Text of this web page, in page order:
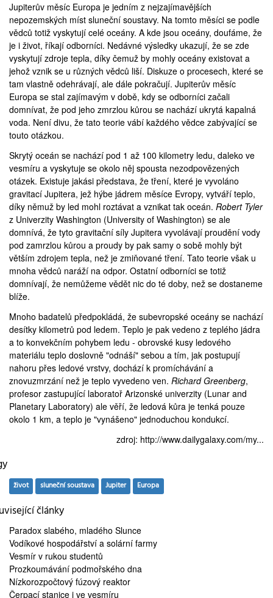
Jupiterův měsíc Europa je jedním z nejzajímavějších
nepozemských míst sluneční soustavy. Na tomto měsíci se podle
vědců totiž vyskytují celé oceány. A kde jsou oceány, doufáme, že
je i život, říkají odborníci. Nedávné výsledky ukazují, že se zde
vyskytují zdroje tepla, díky čemuž by mohly oceány existovat a
jehož vznik se u různých vědců liší. Diskuze o procesech, které se
tam vlastně odehrávají, ale dále pokračují. Jupiterův měsíc
Europa se stal zajímavým v době, kdy se odborníci začali
domnívat, že pod jeho zmrzlou kůrou se nachází ukrytá kapalná
voda. Není divu, že tato teorie vábí každého vědce zabývající se
touto otázkou.
Skrytý oceán se nachází pod 1 až 100 kilometry ledu, daleko ve
vesmíru a vyskytuje se okolo něj spousta nezodpovězených
otázek. Existuje jakási představa, že tření, které je vyvoláno
gravitací Jupitera, jež hýbe jádrem měsíce Evropy, vytváří teplo,
díky němuž by led mohl roztávat a vznikat tak oceán. Robert Tyler
z Univerzity Washington (University of Washington) se ale
domnívá, že tyto gravitační síly Jupitera vyvolávají proudění vody
pod zamrzlou kůrou a proudy by pak samy o sobě mohly být
větším zdrojem tepla, než je zmiňované tření. Tato teorie však u
mnoha vědců naráží na odpor. Ostatní odborníci se totiž
domnívají, že nemůžeme vědět nic do té doby, než se dostaneme
blíže.
Mnoho badatelů předpokládá, že subevropské oceány se nachází
desítky kilometrů pod ledem. Teplo je pak vedeno z teplého jádra
a to konvekčním pohybem ledu - obrovské kusy ledového
materiálu teplo doslovně "odnáší" sebou a tím, jak postupují
nahoru přes ledové vrstvy, dochází k promíchávání a
znovuzmrzání než je teplo vyvedeno ven. Richard Greenberg,
profesor zastupující laboratoř Arizonské univerzity (Lunar and
Planetary Laboratory) ale věří, že ledová kůra je tenká pouze
okolo 1 km, a teplo je "vynášeno" jednoduchou kondukcí.
zdroj: http://www.dailygalaxy.com/my...
život sluneční soustava Jupiter Europa
články
Paradox slabého, mladého Slunce
Vodíkové hospodářství a solární farmy
Vesmír v rukou studentů
Prozkoumávání podmořského dna
Nízkorozpočtový fúzový reaktor
Čerpací stanice i ve vesmíru